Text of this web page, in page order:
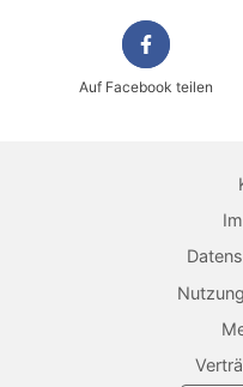
Dauerhaft als
Auf Facebook teilen